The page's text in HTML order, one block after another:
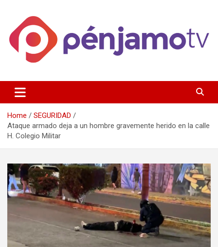
content
Penjamotv
Gto y la region.
Home
SEGURIDAD
Ataque armado deja a un hombre gravemente herido en la calle
H. Colegio Militar